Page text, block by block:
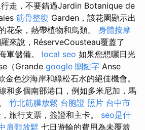
走，不要錯過Jardin Botanique de
筋骨整復 Garden，該花園顯示出
花朵，熱帶植物和鳥類。 身體按摩
來說，RéserveCousteau覆蓋了
軍儲備。 local seo 如果您想曬日光
（Grande google 關鍵字 Anse
金色沙海岸和綠松石水的絕佳機會。
和多個南部港口，例如多米尼加，馬
竹北筋膜放鬆 台胞證 照片 台中市
旅行支票，簽證和主卡。 seo是什
肩頸放鬆 七日遊輪的費用為未覆蓋